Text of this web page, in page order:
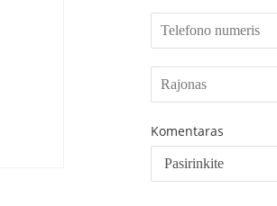
Komentaras